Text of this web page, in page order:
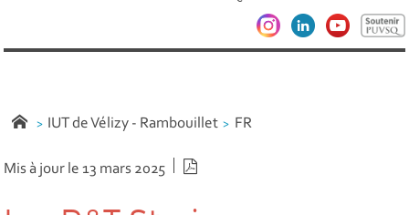
IUT de Vélizy - Rambouillet FR
Mis à jour le 13 mars 2025